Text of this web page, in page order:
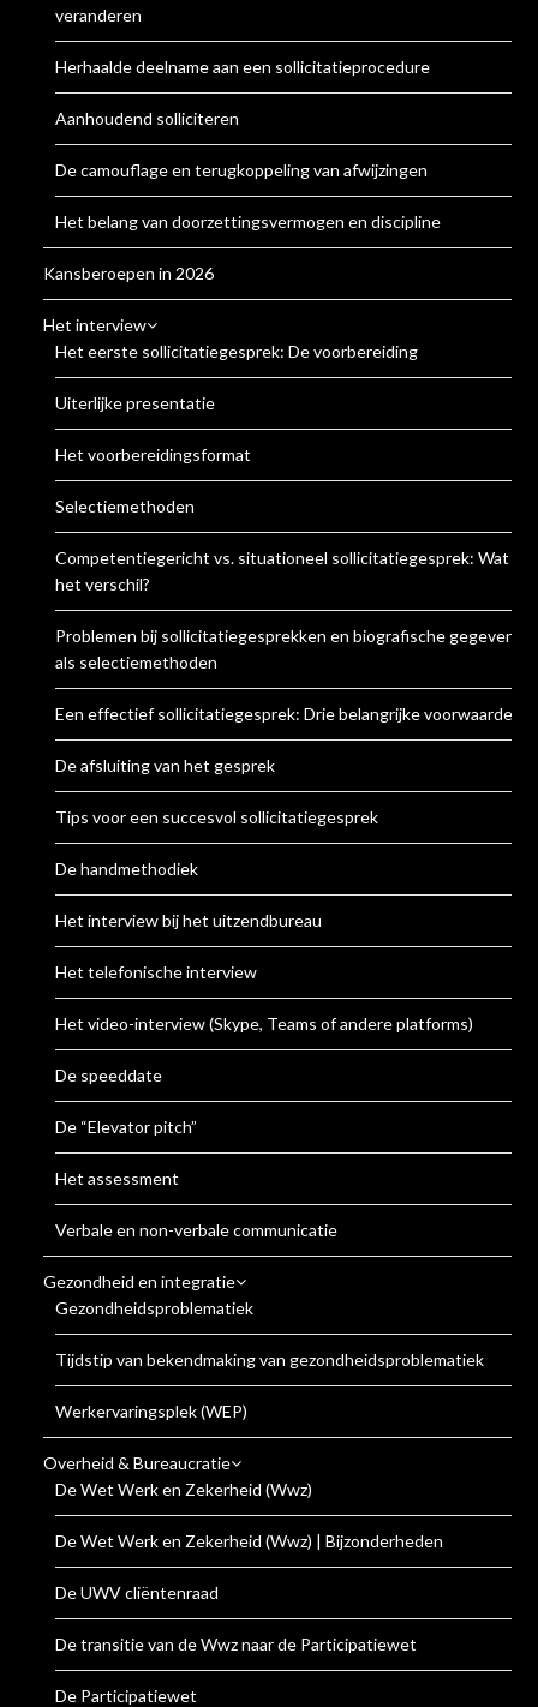
veranderen
Herhaalde deelname aan een sollicitatieprocedure
Aanhoudend solliciteren
De camouflage en terugkoppeling van afwijzingen
Het belang van doorzettingsvermogen en discipline
Kansberoepen in 2026
Het interview
Het eerste sollicitatiegesprek: De voorbereiding
Uiterlijke presentatie
Het voorbereidingsformat
Selectiemethoden
Competentiegericht vs. situationeel sollicitatiegesprek: Wat is
het verschil?
Problemen bij sollicitatiegesprekken en biografische gegevens
als selectiemethoden
Een effectief sollicitatiegesprek: Drie belangrijke voorwaarden
De afsluiting van het gesprek
Tips voor een succesvol sollicitatiegesprek
De handmethodiek
Het interview bij het uitzendbureau
Het telefonische interview
Het video-interview (Skype, Teams of andere platforms)
De speeddate
De “Elevator pitch”
Het assessment
Verbale en non-verbale communicatie
Gezondheid en integratie
Gezondheidsproblematiek
Tijdstip van bekendmaking van gezondheidsproblematiek
Werkervaringsplek (WEP)
Overheid & Bureaucratie
De Wet Werk en Zekerheid (Wwz)
De Wet Werk en Zekerheid (Wwz) | Bijzonderheden
De UWV cliëntenraad
De transitie van de Wwz naar de Participatiewet
De Participatiewet